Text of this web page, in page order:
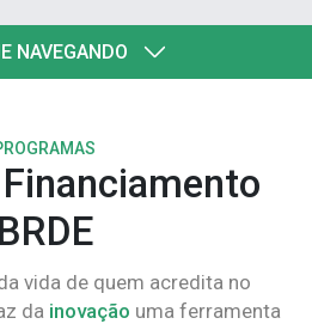
NAVEGANDO
BRDE
vida de quem acredita no
da inovação uma ferramenta